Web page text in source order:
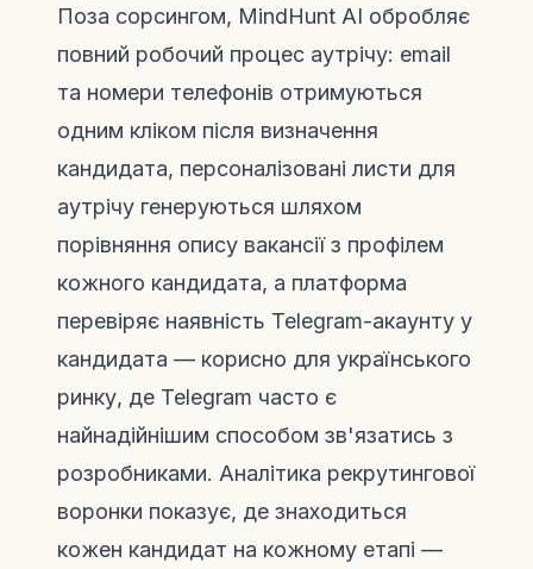
Поза сорсингом, MindHunt AI обробляє
повний робочий процес аутрічу: email
та номери телефонів отримуються
одним кліком після визначення
кандидата, персоналізовані листи для
аутрічу генеруються шляхом
порівняння опису вакансії з профілем
кожного кандидата, а платформа
перевіряє наявність Telegram-акаунту у
кандидата — корисно для українського
ринку, де Telegram часто є
найнадійнішим способом зв'язатись з
розробниками. Аналітика рекрутингової
воронки показує, де знаходиться
кожен кандидат на кожному етапі —